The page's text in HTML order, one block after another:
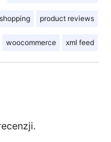
product reviews
woocommerce xml feed